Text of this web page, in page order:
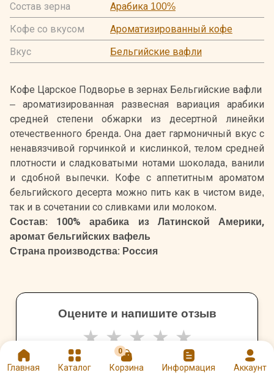
Главная Каталог
0
Корзина Информация Аккаунт
Состав зерна
Арабика 100%
Кофе со вкусом
Ароматизированный кофе
Вкус
Бельгийские вафли
Кофе Царское Подворье в зернах Бельгийские вафли
– ароматизированная развесная вариация арабики
средней степени обжарки из десертной линейки
отечественного бренда. Она дает гармоничный вкус с
ненавязчивой горчинкой и кислинкой, телом средней
плотности и сладковатыми нотами шоколада, ванили
и сдобной выпечки. Кофе с аппетитным ароматом
бельгийского десерта можно пить как в чистом виде,
так и в сочетании со сливками или молоком.
Состав: 100% арабика из Латинской Америки,
аромат бельгийских вафель
Страна производства: Россия
Оцените и напишите отзыв
★ ★ ★ ★ ★